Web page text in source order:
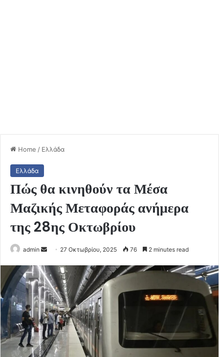
Home / Ελλάδα
Ελλάδα
Πώς θα κινηθούν τα Μέσα
Μαζικής Μεταφοράς ανήμερα
της 28ης Οκτωβρίου
admin
Send
email
27 Οκτωβρίου, 2025 76 2 minutes read